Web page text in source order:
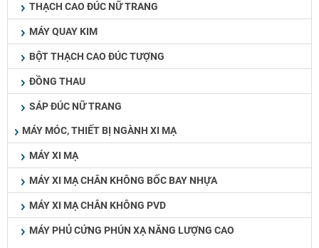
THẠCH CAO ĐÚC NỮ TRANG
MÁY QUAY KIM
BỘT THẠCH CAO ĐÚC TƯỢNG
ĐỒNG THAU
SÁP ĐÚC NỮ TRANG
MÁY MÓC, THIẾT BỊ NGÀNH XI MẠ
MÁY XI MẠ
MÁY XI MẠ CHÂN KHÔNG BỐC BAY NHỰA
MÁY XI MẠ CHÂN KHÔNG PVD
MÁY PHỦ CỨNG PHÚN XẠ NĂNG LƯỢNG CAO